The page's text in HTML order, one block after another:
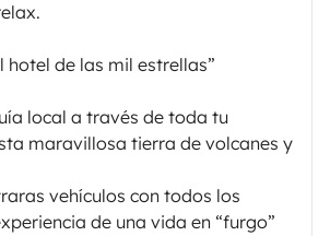
hotel de las mil estrellas”
local a través de toda tu
maravillosa tierra de volcanes y
vehículos con todos los
de una vida en “furgo”